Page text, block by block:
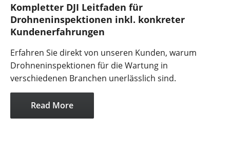
Kompletter DJI Leitfaden für
Drohneninspektionen inkl. konkreter
Kundenerfahrungen
Erfahren Sie direkt von unseren Kunden, warum
Drohneninspektionen für die Wartung in
verschiedenen Branchen unerlässlich sind.
Read More